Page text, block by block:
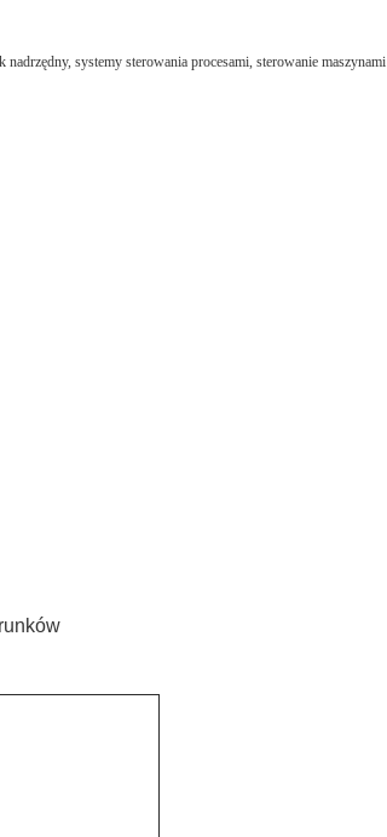
systemy sterowania procesami, sterowanie